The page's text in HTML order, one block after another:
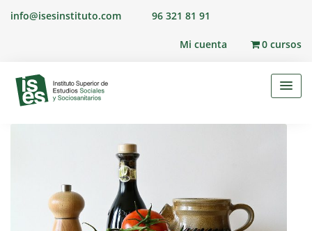
Skipinfo@isesinstituto.com 96 321 81 91
Mi cuenta 0 cursos